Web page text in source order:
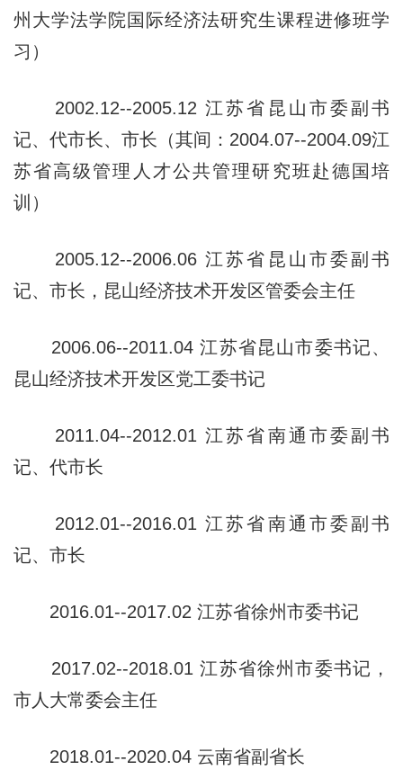
州大学法学院国际经济法研究生课程进修班学
习）
2002.12--2005.12 江苏省昆山市委副书
记、代市长、市长（其间：2004.07--2004.09江
苏省高级管理人 才公共管理研究班赴德国培
训）
2005.12--2006.06 江苏省昆山市委副书
记、市长，昆山经济技术开发区管委会主任
2006.06--2011.04 江苏省昆山市委书记、
昆山经济技术开发区党工委书记
2011.04--2012.01 江苏省南通市委副书
记、代市长
2012.01--2016.01 江苏省南通市委副书
记、市长
2016.01--2017.02 江苏省徐州市委书记
2017.02--2018.01 江苏省徐州市委书记，
市人大常委会主任
2018.01--2020.04 云南省副省长